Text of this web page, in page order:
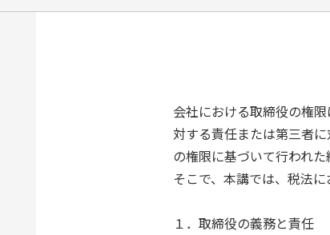
会社における取締役の権
対する責任または第三者
の権限に基づいて行われ
そこで、本講では、税法
１．取締役の義務と責任